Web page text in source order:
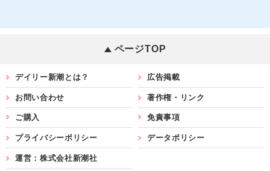
ページTOP
デイリー新潮とは？ 広告掲載
お問い合わせ 著作権・リンク
ご購入 免責事項
プライバシーポリシー データポリシー
運営：株式会社新潮社